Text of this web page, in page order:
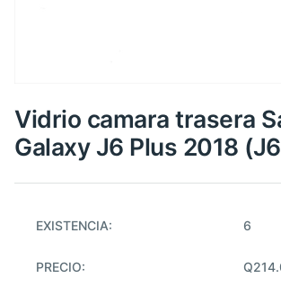
Vidrio camara trasera
Galaxy J6 Plus 2018
EXISTENCIA: 6
PRECIO: